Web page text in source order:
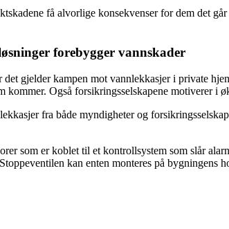
få alvorlige konsekvenser for dem det
forebygger vannskader
gjelder kampen mot vannlekkasjer i private
kommer. Også forsikringsselskapene motiverer i
fra både myndigheter og
som er koblet til et kontrollsystem som slår
kan enten monteres på